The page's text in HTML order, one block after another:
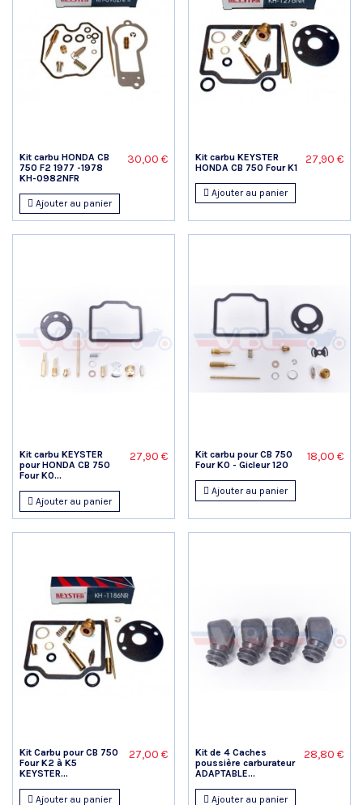
Kit carbu HONDA CB
750 F2 1977 -1978
KH-0982NFR
30,00 €
Ajouter au panier
Kit carbu KEYSTER
HONDA CB 750 Four K1
27,90 €
Ajouter au panier
Kit carbu KEYSTER
pour HONDA CB 750
Four K0...
27,90 €
Ajouter au panier
Kit carbu pour CB 750
Four K0 - Gicleur 120
18,00 €
Ajouter au panier
Kit Carbu pour CB 750
Four K2 à K5
KEYSTER...
27,00 €
Ajouter au panier
Kit de 4 Caches
poussière carburateur
ADAPTABLE...
28,80 €
Ajouter au panier